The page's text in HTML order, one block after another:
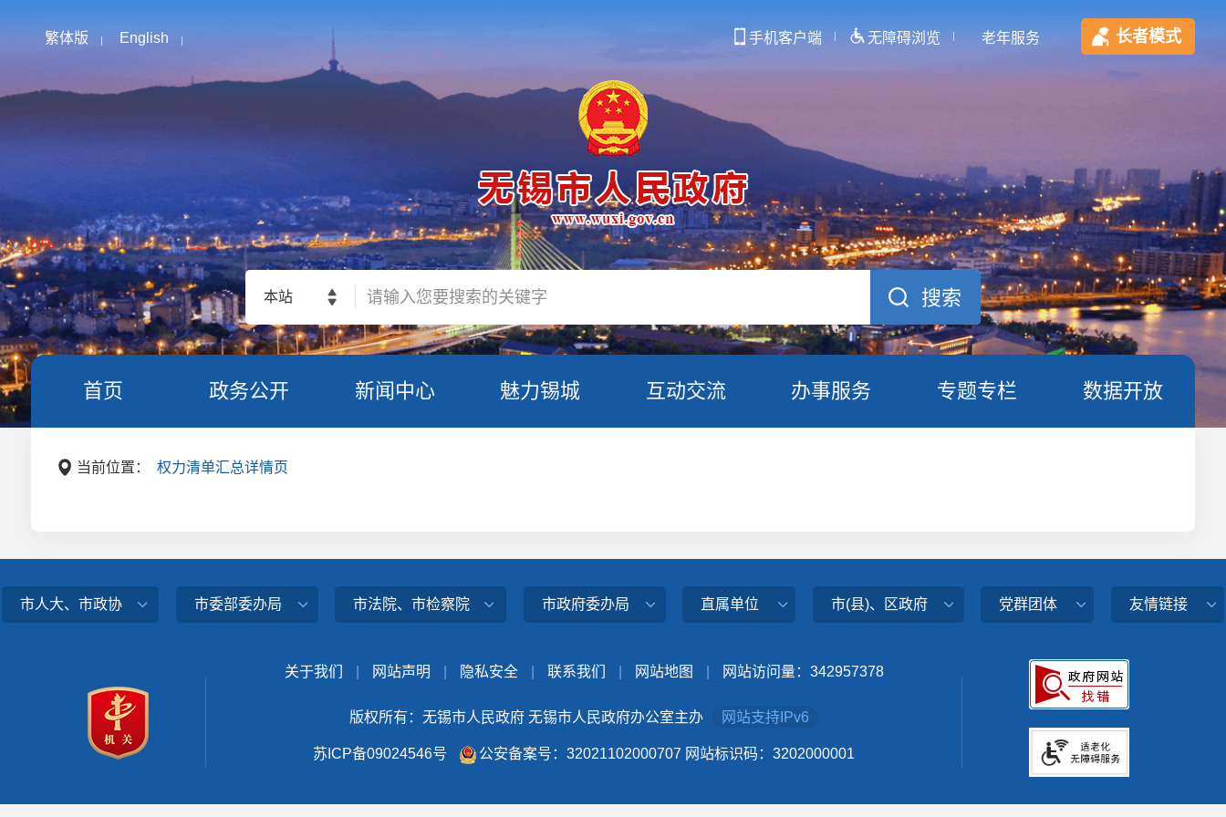
繁体版 English 手机客户端 无障碍浏览 老年服务 长者模式
本站
首页 政务公开 新闻中心 魅力锡城 互动交流 办事服务 专题专栏 数据开放
当前位置： 权力清单汇总详情页
市人大、市政协 市委部委办局 市法院、市检察院 市政府委办局 直属单位 市(县)、区政府 党群团体 友情链接
关于我们 网站声明 隐私安全 联系我们 网站地图 网站访问量： 342957378
版权所有：无锡市人民政府 无锡市人民政府办公室主办 网站支持IPv6
苏ICP备09024546号 公安备案号：32021102000707 网站标识码：3202000001